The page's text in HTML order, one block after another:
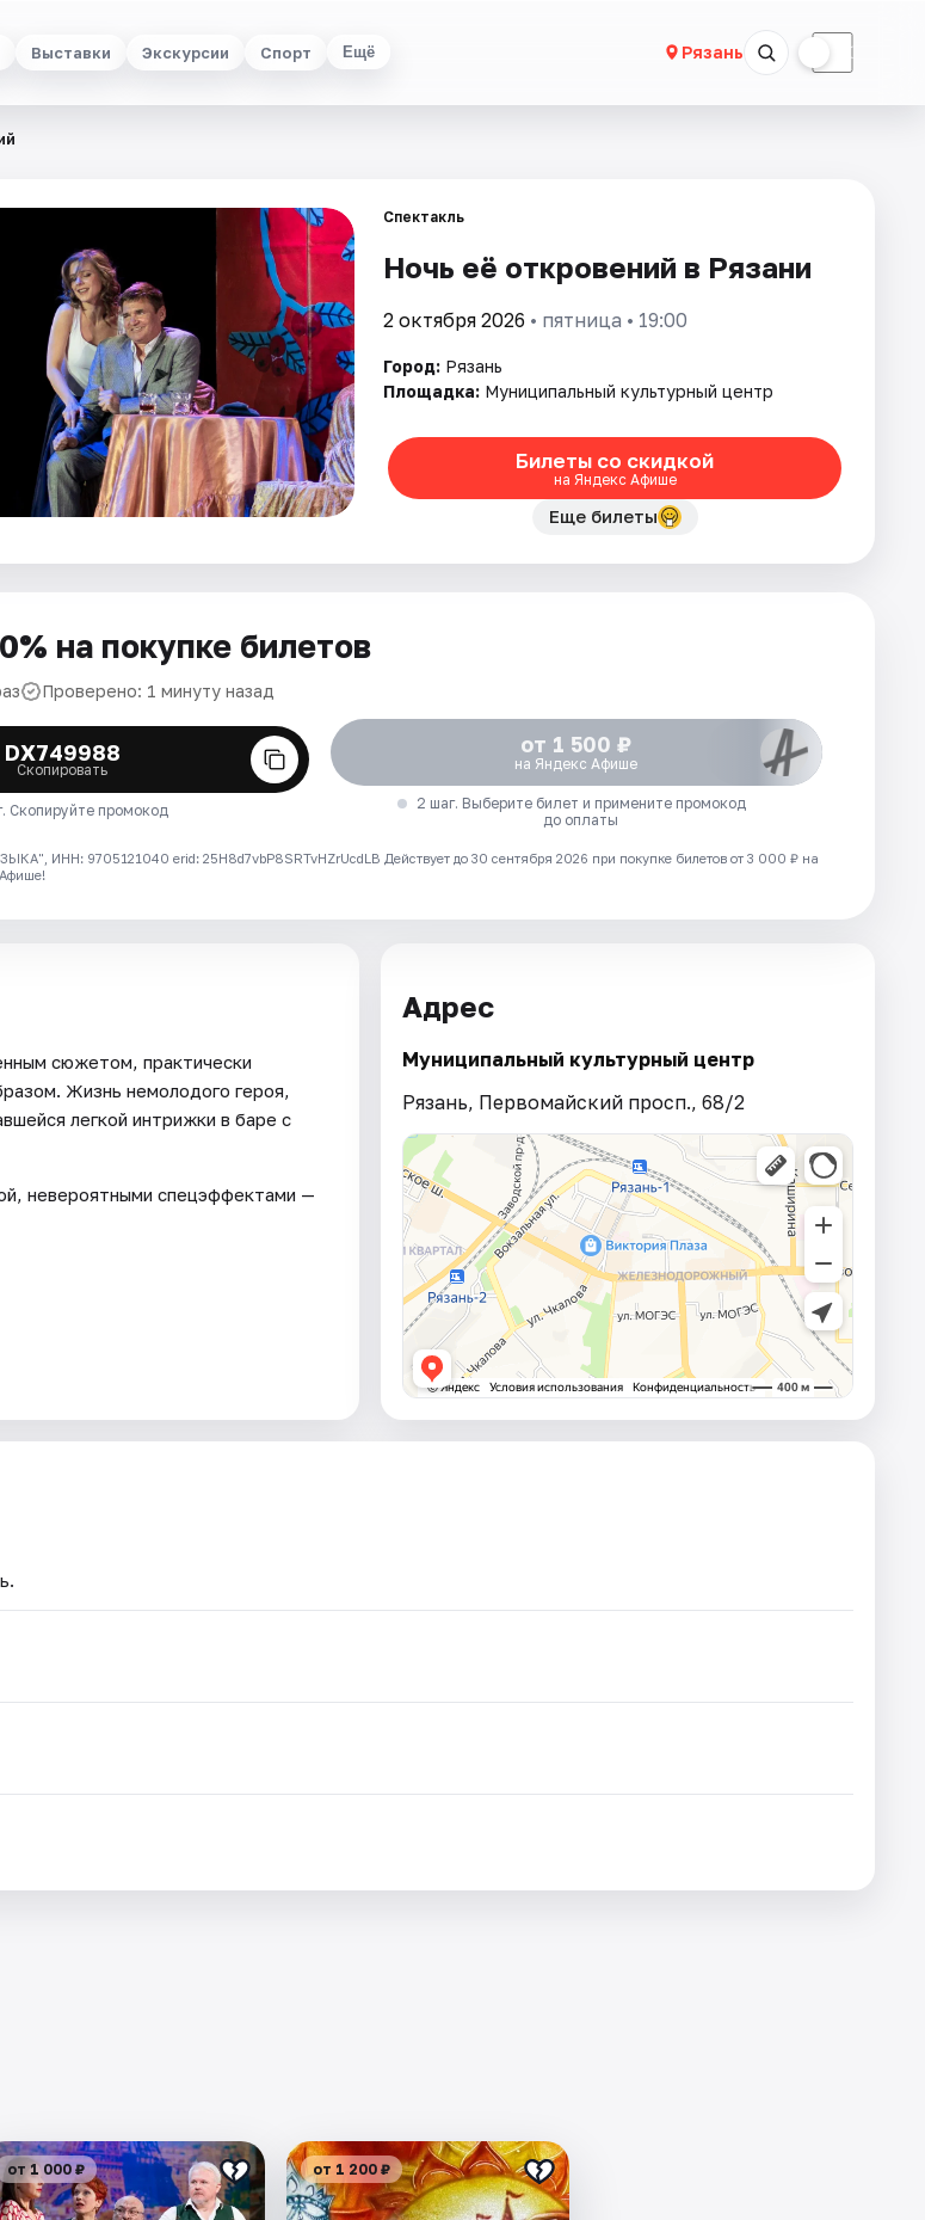
Выставки Экскурсии Спорт Ещё Рязань ☾
Спектакль
Ночь её откровений в Рязани
2 октября 2026 • пятница • 19:00
Город: Рязань
Площадка: Муниципальный культурный центр
Билеты со скидкой
на Яндекс Афише
Еще билеты
на покупке билетов
Проверено: 1 минуту назад
DX749988
Скопировать
Скопируйте промокод
от 1 500 ₽
на Яндекс Афише
2 шаг. Выберите билет и примените промокод
до оплаты
ИНН: 9705121040 erid: 25H8d7vbP8SRTvHZrUcdLB Действует до 30 сентября 2026 при покупке билетов от 3 000 ₽ на
сюжетом, практически
Жизнь немолодого героя,
легкой интрижки в баре с
невероятными спецэффектами —
Адрес
Муниципальный культурный центр
Рязань, Первомайский просп., 68/2
от 1 000 ₽ от 1 200 ₽